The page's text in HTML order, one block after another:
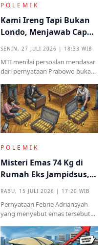
POLEMIK
Kami Ireng Tapi Bukan
Londo, Menjawab Cap
Kekuasaan
SENIN, 27 JULI 2026 | 18:33 WIB
MTI menilai persoalan mendasar
dari pernyataan Prabowo bukan
melainkan implikasinya yang
sangat destruktif bagi kualitas
demokrasi
POLEMIK
Misteri Emas 74 Kg di
Rumah Eks Jampidsus,
Titipan?
RABU, 15 JULI 2026 | 17:20 WIB
Pernyataan Febrie Adriansyah
yang menyebut emas tersebut
menjadi titik penting dalam
proses pembuktian